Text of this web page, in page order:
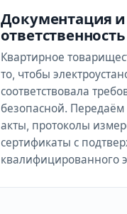
Документация и
ответственность
Квартирное
то, чтобы
соответствовала
безопасной.
акты, протоколы
сертификаты с
квалифицированного